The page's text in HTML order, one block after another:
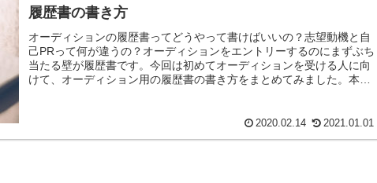
履歴書の書き方
オーディションの履歴書ってどうやって書けばいいの？志望動機と自
己PRって何が違うの？オーディションをエントリーするのにまずぶち
当たる壁が履歴書です。今回は初めてオーディションを受ける人に向
けて、オーディション用の履歴書の書き方をまとめてみました。本記
2020.02.14 2021.01.01